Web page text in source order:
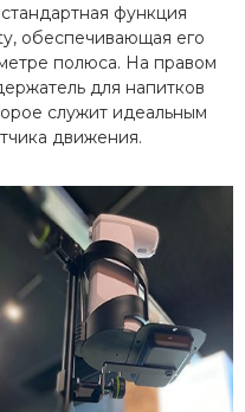
функция
обеспечивающая его
полюса. На правом
для напитков
служит идеальным
движения.